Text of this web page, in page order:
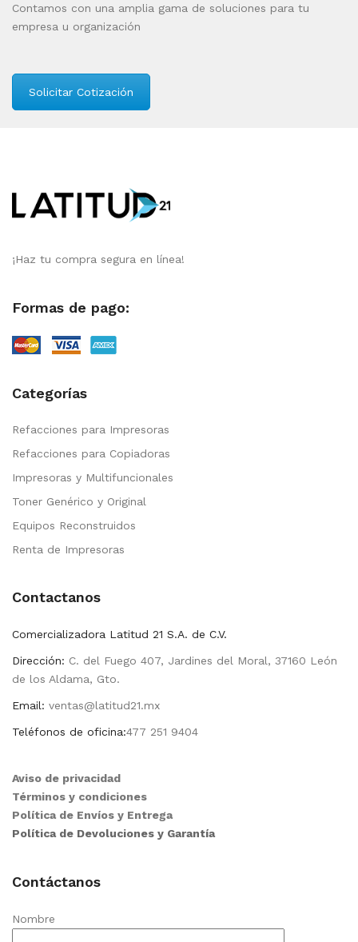
Contamos con una amplia gama de soluciones para tu
empresa u organización
Solicitar Cotización
¡Haz tu compra segura en línea!
Formas de pago:
Categorías
Refacciones para Impresoras
Refacciones para Copiadoras
Impresoras y Multifuncionales
Toner Genérico y Original
Equipos Reconstruidos
Renta de Impresoras
Contactanos
Comercializadora Latitud 21 S.A. de C.V.
Dirección: C. del Fuego 407, Jardines del Moral, 37160 León
de los Aldama, Gto.
Email: ventas@latitud21.mx
Teléfonos de oficina:477 251 9404
Aviso de privacidad
Términos y condiciones
Política de Envíos y Entrega
Política de Devoluciones y Garantía
Contáctanos
Nombre